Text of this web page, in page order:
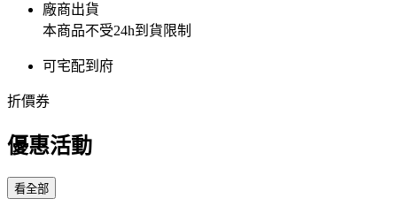
廠商出貨
本商品不受24h到貨限制
可宅配到府
折價券
優惠活動
看全部